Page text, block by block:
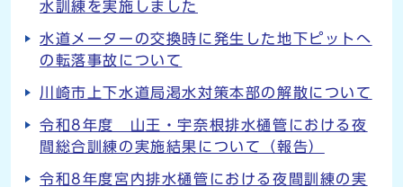
水訓練を実施しました
水道メーターの交換時に発生した地下ピットへ
の転落事故について
川崎市上下水道局渇水対策本部の解散について
令和8年度 山王・宇奈根排水樋管における夜
間総合訓練の実施結果について（報告）
令和8年度宮内排水樋管における夜間訓練の実